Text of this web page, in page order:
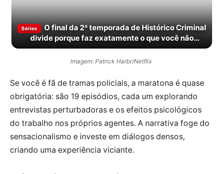
Séries
O final da 2ª temporada de Histórico Criminal
divide porque faz exatamente o que você não
esperava
Imagem: Patrick Harbr/Netflix
Se você é fã de tramas policiais, a maratona é quase
obrigatória: são 19 episódios, cada um explorando
entrevistas perturbadoras e os efeitos psicológicos
do trabalho nos próprios agentes. A narrativa foge do
sensacionalismo e investe em diálogos densos,
criando uma experiência viciante.